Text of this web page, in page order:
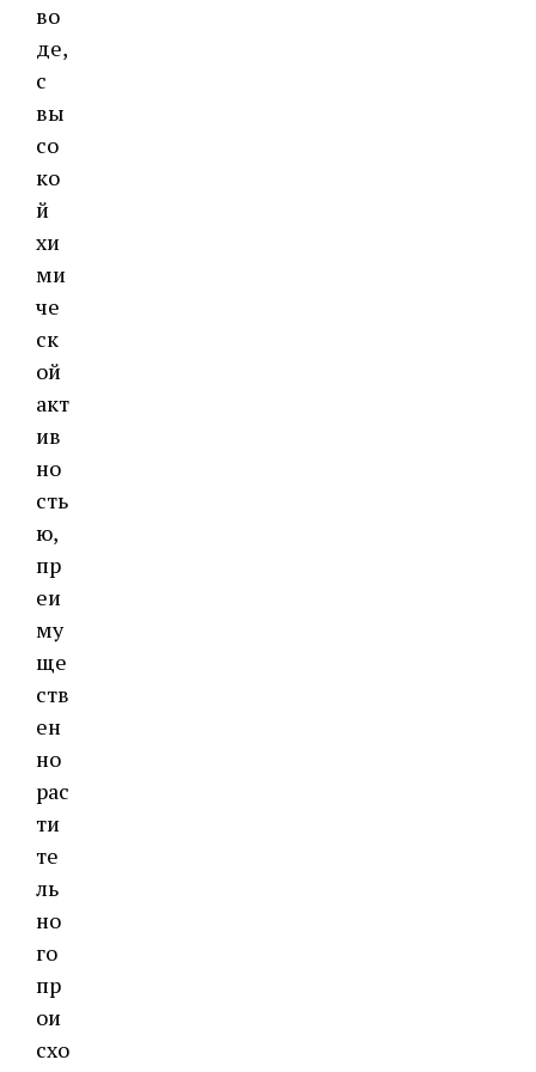
во
де,
с
вы
со
ко
й
хи
ми
че
ск
ой
акт
ив
но
сть
ю,
пр
еи
му
ще
ств
ен
но
рас
ти
те
ль
но
го
пр
ои
схо